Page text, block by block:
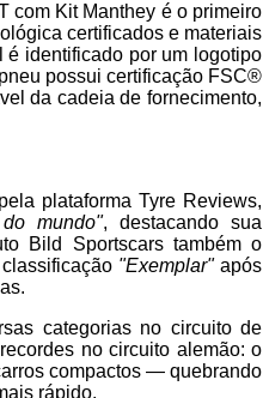
com Kit Manthey é o primeiro
certificados e materiais
é identificado por um logotipo
possui certificação FSC®
da cadeia de fornecimento,
plataforma Tyre Reviews,
mundo", destacando sua
Bild Sportscars também o
"Exemplar"após
categorias no circuito de
no circuito alemão: o
compactos — quebrando
rápido.